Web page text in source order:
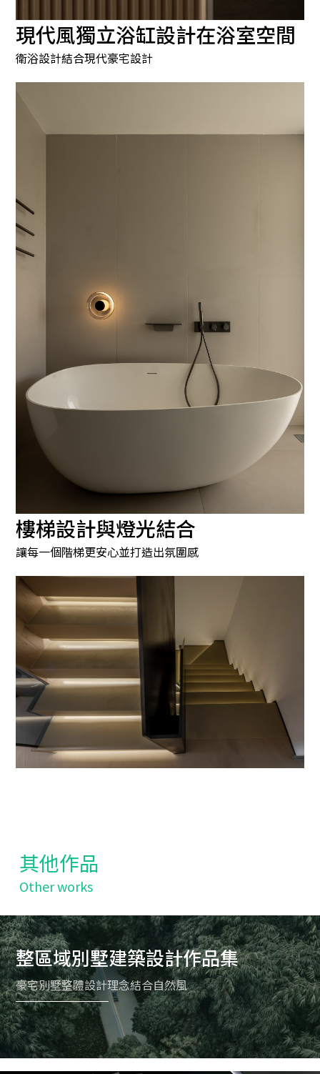
現代風獨立浴缸設計在浴室空間
衛浴設計結合現代豪宅設計
樓梯設計與燈光結合
讓每一個階梯更安心並打造出氛圍感
其他作品
Other works
整區域別墅建築設計作品集
豪宅別墅整體設計理念結合自然風